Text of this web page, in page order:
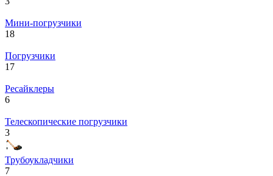
Мини-погрузчики
18
Погрузчики
17
Ресайклеры
6
Телескопические погрузчики
3
Трубоукладчики
7